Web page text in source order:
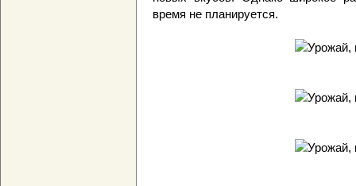
время не планируется.